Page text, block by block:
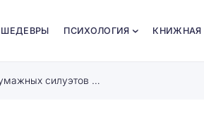
ШЕДЕВРЫ ПСИХОЛОГИЯ КНИЖНАЯ
Создание интерактивных сценок из бумажных силуэтов для домашнего спектакля